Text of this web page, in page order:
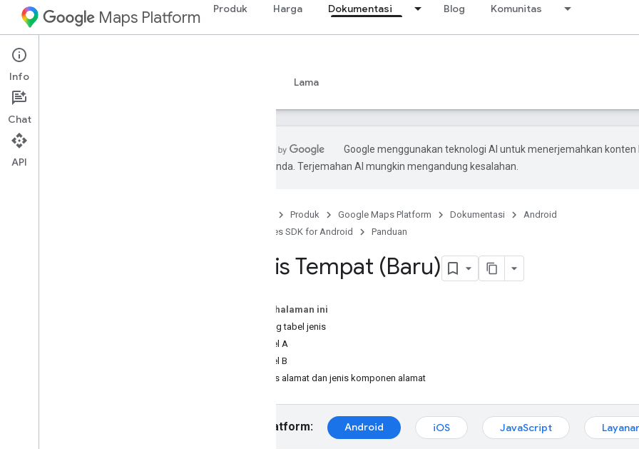
Maps Platform Produk Harga Dokumentasi Blog Komunitas
Android
Panduan
Lama
Google menggunakan teknologi AI untuk menerjemahkan konten
pilihan Anda. Terjemahan AI mungkin mengandung kesalahan.
Produk Google Maps Platform Dokumentasi
Android
Places SDK for Android
Panduan
Jenis Tempat (Baru)
Pada halaman ini
Tentang tabel jenis
Tabel A
Tabel B
Jenis alamat dan jenis komponen alamat
Pilih platform: Android iOS JavaScript
Info
Chat
API